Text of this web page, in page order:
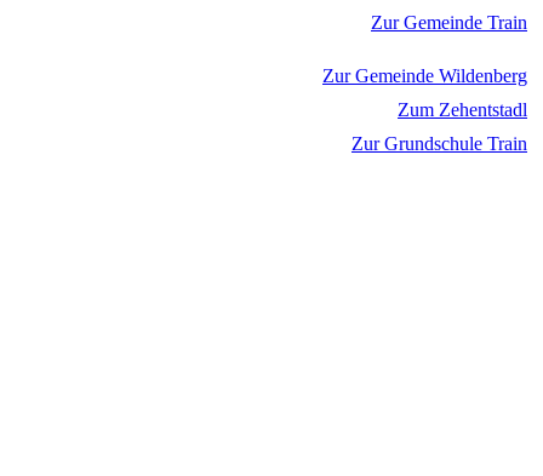
Zur Gemeinde Train
Zur Gemeinde Wildenberg
Zum Zehentstadl
Zur Grundschule Train